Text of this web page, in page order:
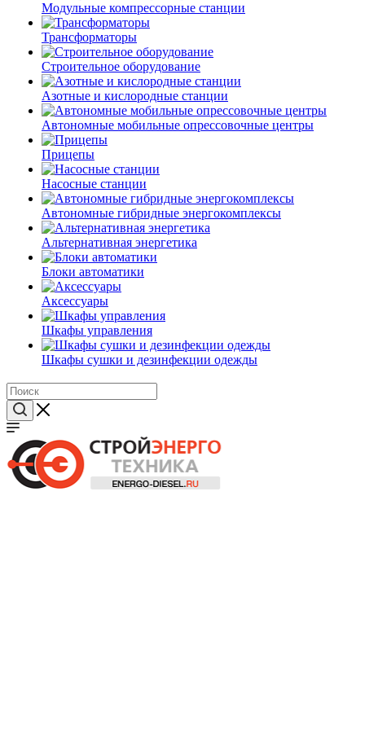
Модульные компрессорные станции
Трансформаторы
Строительное оборудование
Азотные и кислородные станции
Автономные мобильные опрессовочные центры
Прицепы
Насосные станции
Автономные гибридные энергокомплексы
Альтернативная энергетика
Блоки автоматики
Аксессуары
Шкафы управления
Шкафы сушки и дезинфекции одежды